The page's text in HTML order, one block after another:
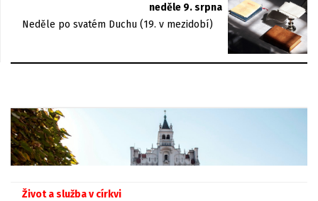
neděle 9. srpna
Neděle po svatém Duchu (19. v mezidobí)
Život a služba v církvi